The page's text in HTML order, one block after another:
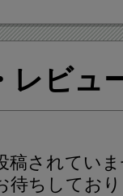
レビュ
稿されてい
待ちしてお